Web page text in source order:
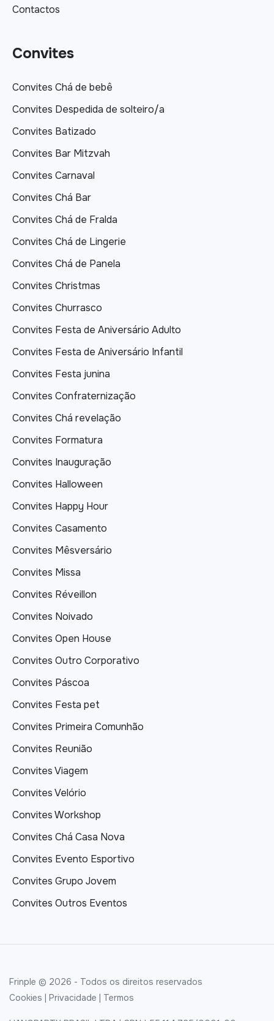
Contactos
Convites
Convites Chá de bebê
Convites Despedida de solteiro/a
Convites Batizado
Convites Bar Mitzvah
Convites Carnaval
Convites Chá Bar
Convites Chá de Fralda
Convites Chá de Lingerie
Convites Chá de Panela
Convites Christmas
Convites Churrasco
Convites Festa de Aniversário Adulto
Convites Festa de Aniversário Infantil
Convites Festa junina
Convites Confraternização
Convites Chá revelação
Convites Formatura
Convites Inauguração
Convites Halloween
Convites Happy Hour
Convites Casamento
Convites Mêsversário
Convites Missa
Convites Réveillon
Convites Noivado
Convites Open House
Convites Outro Corporativo
Convites Páscoa
Convites Festa pet
Convites Primeira Comunhão
Convites Reunião
Convites Viagem
Convites Velório
Convites Workshop
Convites Chá Casa Nova
Convites Evento Esportivo
Convites Grupo Jovem
Convites Outros Eventos
Frinple © 2026 - Todos os direitos reservados
Cookies | Privacidade | Termos